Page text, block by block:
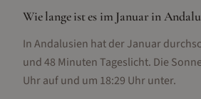
Wie lange ist es im Januar in
In Andalusien hat der Januar
und 48 Minuten Tageslicht. Die
Uhr auf und um 18:29 Uhr unter.